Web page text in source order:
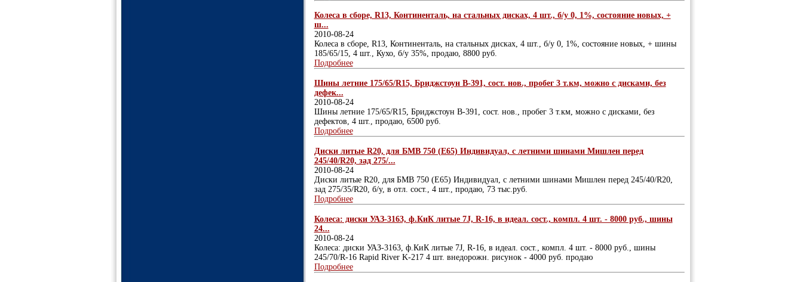
Колеса в сборе, R13, Континенталь, на стальных дисках, 4 шт., б/у 0, 1%, состояние новых, +
ш...
2010-08-24
Колеса в сборе, R13, Континенталь, на стальных дисках, 4 шт., б/у 0, 1%, состояние новых, + шины
185/65/15, 4 шт., Кухо, б/у 35%, продаю, 8800 руб.
Подробнее
Шины летние 175/65/R15, Бриджстоун В-391, сост. нов., пробег 3 т.км, можно с дисками, без
дефек...
2010-08-24
Шины летние 175/65/R15, Бриджстоун В-391, сост. нов., пробег 3 т.км, можно с дисками, без
дефектов, 4 шт., продаю, 6500 руб.
Подробнее
Диски литые R20, для БМВ 750 (Е65) Индивидуал, с летними шинами Мишлен перед
245/40/R20, зад 275/...
2010-08-24
Диски литые R20, для БМВ 750 (Е65) Индивидуал, с летними шинами Мишлен перед 245/40/R20,
зад 275/35/R20, б/у, в отл. сост., 4 шт., продаю, 73 тыс.руб.
Подробнее
Колеса: диски УАЗ-3163, ф.КиК литые 7J, R-16, в идеал. сост., компл. 4 шт. - 8000 руб., шины
24...
2010-08-24
Колеса: диски УАЗ-3163, ф.КиК литые 7J, R-16, в идеал. сост., компл. 4 шт. - 8000 руб., шины
245/70/R-16 Rapid River K-217 4 шт. внедорожн. рисунок - 4000 руб. продаю
Подробнее